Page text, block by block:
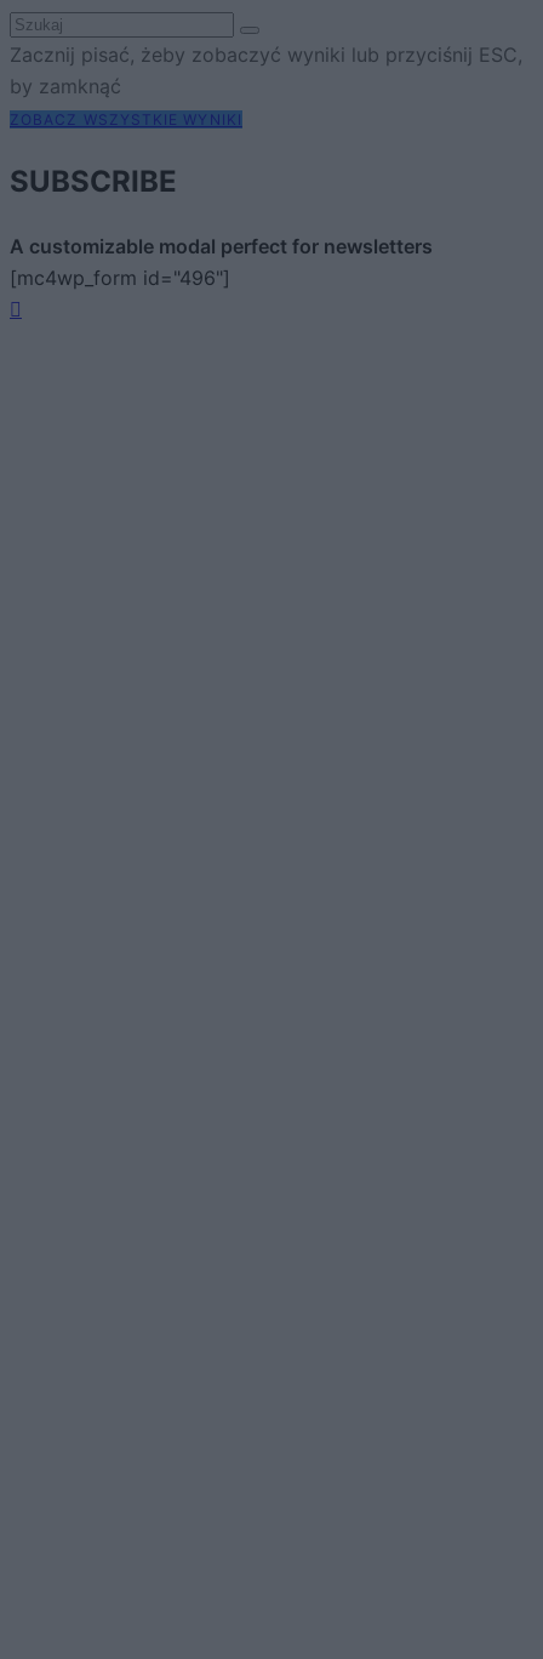
Zacznij pisać, żeby zobaczyć wyniki lub przyciśnij ESC,
by zamknąć
ZOBACZ WSZYSTKIE WYNIKI
SUBSCRIBE
A customizable modal perfect for newsletters
[mc4wp_form id="496"]